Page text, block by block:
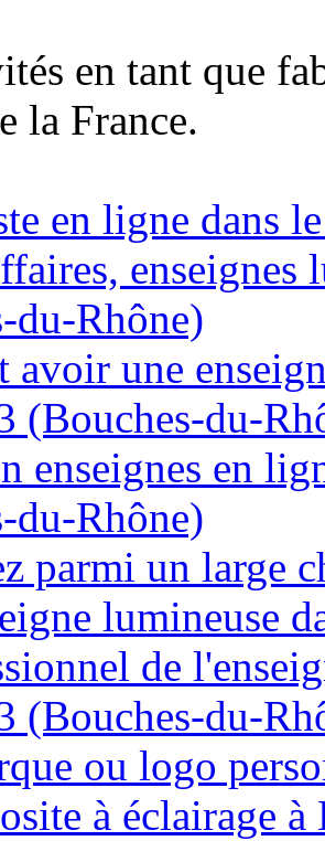
en tant que
la France.
en ligne dans
enseignes
du-Rhône)
avoir une
(Bouches-du-
enseignes en
du-Rhône)
parmi un large
lumineuse
de
(Bouches-du-
ou logo
à éclairage